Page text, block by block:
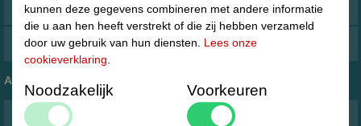
Textieltangen en Nylon Textielpins
Winkelmateriaal
Account
Login
kunnen deze gegevens combineren met andere informatie
die u aan hen heeft verstrekt of die zij hebben verzameld
door uw gebruik van hun diensten. Lees onze
cookieverklaring
Noodzakelijk Voorkeuren